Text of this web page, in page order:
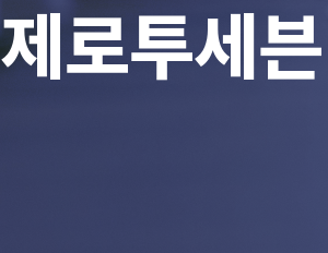
IR 자료실
제로투세